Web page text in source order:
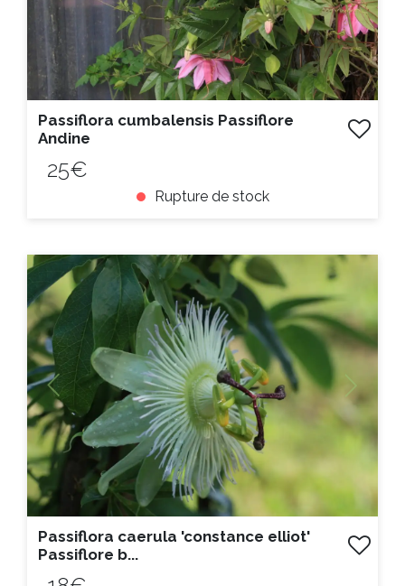
Passiflora cumbalensis Passiflore
Andine
25€
Rupture de stock
Litre :
Previous Next
Passiflora caerula 'constance elliot'
Passiflore b...